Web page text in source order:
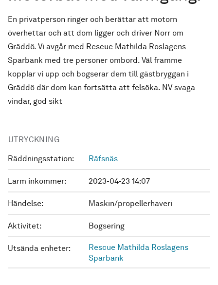
En privatperson ringer och berättar att motorn
överhettar och att dom ligger och driver Norr om
Gräddö. Vi avgår med Rescue Mathilda Roslagens
Sparbank med tre personer ombord. Väl framme
kopplar vi upp och bogserar dem till gästbryggan i
Gräddö där dom kan fortsätta att felsöka. NV svaga
vindar, god sikt
UTRYCKNING
Räddningsstation: Räfsnäs
Larm inkommer: 2023-04-23 14:07
Händelse: Maskin/propellerhaveri
Aktivitet: Bogsering
Utsända enheter:
Rescue Mathilda Roslagens
Sparbank